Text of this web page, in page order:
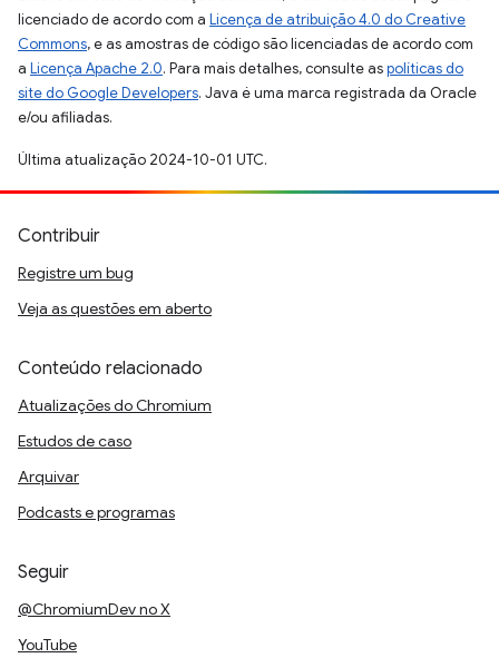
licenciado de acordo com a Licença de atribuição 4.0 do Creative
Commons, e as amostras de código são licenciadas de acordo com
a Licença Apache 2.0. Para mais detalhes, consulte aspolíticas do
site do Google Developers. Java é uma marca registrada da Oracle
e/ou afiliadas.
Última atualização 2024-10-01 UTC.
Contribuir
Registre um bug
Veja as questões em aberto
Conteúdo relacionado
Atualizações do Chromium
Estudos de caso
Arquivar
Podcasts e programas
Seguir
@ChromiumDev no X
YouTube